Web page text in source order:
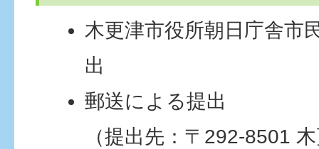
木更津市役所朝日庁舎市
出
郵送による提出
（提出先：〒292-8501